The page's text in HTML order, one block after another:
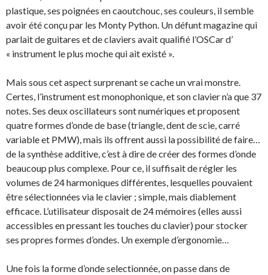
plastique, ses poignées en caoutchouc, ses couleurs, il semble
avoir été conçu par les Monty Python. Un défunt magazine qui
parlait de guitares et de claviers avait qualifié l’OSCar d’
« instrument le plus moche qui ait existé ».
Mais sous cet aspect surprenant se cache un vrai monstre.
Certes, l’instrument est monophonique, et son clavier n’a que 37
notes. Ses deux oscillateurs sont numériques et proposent
quatre formes d’onde de base (triangle, dent de scie, carré
variable et PMW), mais ils offrent aussi la possibilité de faire…
de la synthèse additive, c’est à dire de créer des formes d’onde
beaucoup plus complexe. Pour ce, il suffisait de régler les
volumes de 24 harmoniques différentes, lesquelles pouvaient
être sélectionnées via le clavier ; simple, mais diablement
efficace. L’utilisateur disposait de 24 mémoires (elles aussi
accessibles en pressant les touches du clavier) pour stocker
ses propres formes d’ondes. Un exemple d’ergonomie…
Une fois la forme d’onde selectionnée, on passe dans de